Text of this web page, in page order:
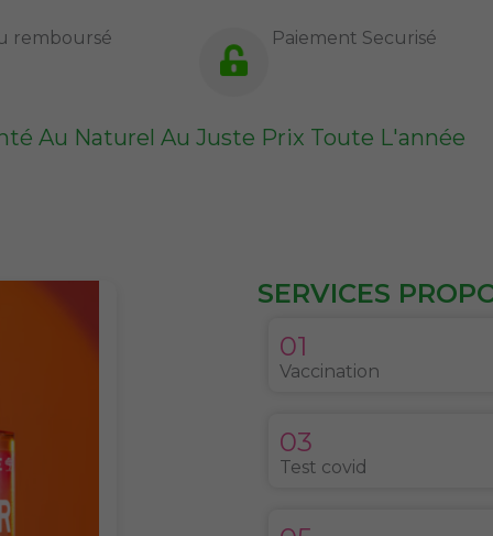
remboursé Paiement Securisé
Au Naturel Au Juste Prix Toute L'année
SERVICES
01
Vaccination
03
Test covid